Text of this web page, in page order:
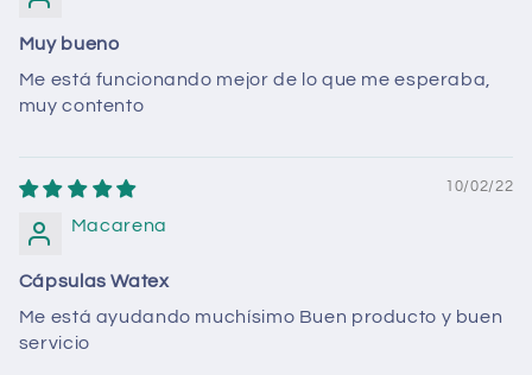
Muy bueno
Me está funcionando mejor de lo que me esperaba,
muy contento
10/02/22
Macarena
Cápsulas Watex
Me está ayudando muchísimo Buen producto y buen
servicio